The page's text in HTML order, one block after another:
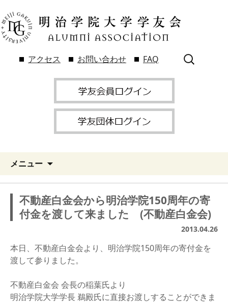
アクセス お問い合わせ FAQ
検
索:
メニュー
不動産白金会から明治学院150周年の寄
付金を渡して来ました (不動産白金会)
2013.04.26
本日、不動産白金会より、明治学院150周年の寄付金を
渡して参りました。
不動産白金会 会長の稲葉氏より
明治学院大学学長 鵜殿氏に直接お渡しすることができま